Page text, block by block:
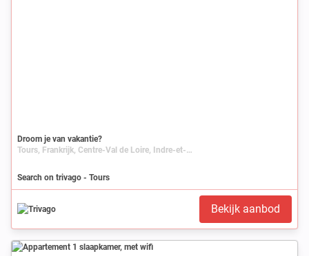
Droom je van vakantie?
Tours, Frankrijk, Centre-Val de Loire, Indre-et-Loire
Search on trivago - Tours
Bekijk aanbod